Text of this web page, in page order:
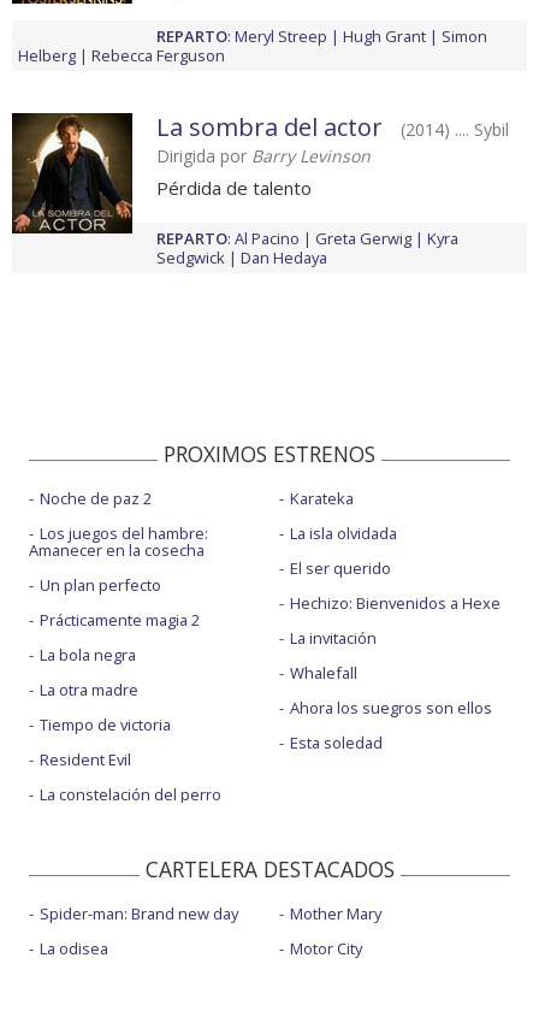
REPARTO: Meryl Streep Hugh Grant
Simon
Helberg
Rebecca Ferguson
La sombra del actor
(2014) .... Sybil
Dirigida por Barry Levinson
Pérdida de talento
REPARTO: Al Pacino Greta Gerwig
Kyra
Sedgwick
Dan Hedaya
PROXIMOS ESTRENOS
Noche de paz 2
Los juegos del hambre:
Amanecer en la cosecha
Un plan perfecto
Prácticamente magia 2
La bola negra
La otra madre
Tiempo de victoria
Resident Evil
La constelación del perro
Karateka
La isla olvidada
El ser querido
Hechizo: Bienvenidos a Hexe
La invitación
Whalefall
Ahora los suegros son ellos
Esta soledad
CARTELERA DESTACADOS
Spider-man: Brand new day
La odisea
Mother Mary
Motor City